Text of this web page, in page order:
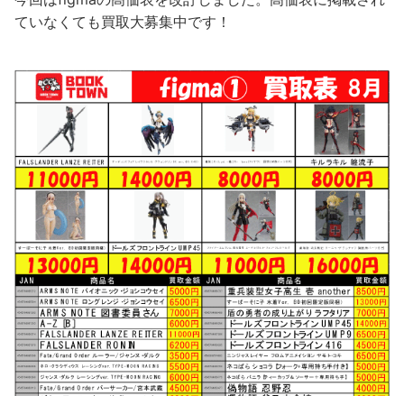
ていなくても買取大募集中です！